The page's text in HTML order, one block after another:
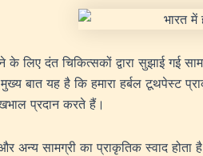
लिए दंत चिकित्सकों द्वारा सुझाई गई
बात यह है कि हमारा हर्बल टूथपेस्ट
प्रदान करते हैं।
अन्य सामग्री का प्राकृतिक स्वाद